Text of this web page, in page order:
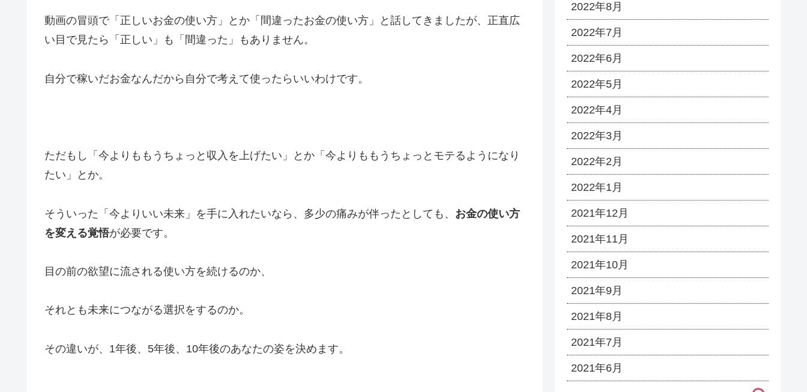
動画の冒頭で「正しいお金の使い方」とか「間違ったお金の使い方」と話してきましたが、正直広
い目で見たら「正しい」も「間違った」もありません。
自分で稼いだお金なんだから自分で考えて使ったらいいわけです。
ただもし「今よりももうちょっと収入を上げたい」とか「今よりももうちょっとモテるようになり
たい」とか。
そういった「今よりいい未来」を手に入れたいなら、多少の痛みが伴ったとしても、 お金の使い方
を変える覚悟が必要です。
目の前の欲望に流される使い方を続けるのか、
それとも未来につながる選択をするのか。
その違いが、1年後、5年後、10年後のあなたの姿を決めます。
2022年8月
2022年7月
2022年6月
2022年5月
2022年4月
2022年3月
2022年2月
2022年1月
2021年12月
2021年11月
2021年10月
2021年9月
2021年8月
2021年7月
2021年6月